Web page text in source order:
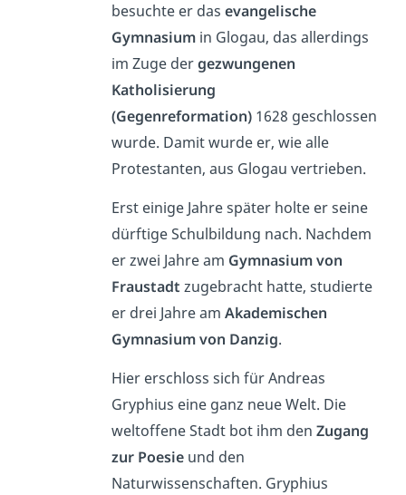
besuchte er das evangelische
Gymnasium in Glogau, das allerdings
im Zuge dergezwungenen
Katholisierung
(Gegenreformation) 1628 geschlossen
wurde. Damit wurde er, wie alle
Protestanten, aus Glogau vertrieben.
Erst einige Jahre später holte er seine
dürftige Schulbildung nach. Nachdem
er zwei Jahre am Gymnasium von
Fraustadt zugebracht hatte, studierte
er drei Jahre amAkademischen
Gymnasium von Danzig.
Hier erschloss sich für Andreas
Gryphius eine ganz neue Welt. Die
weltoffene Stadt bot ihm denZugang
zur Poesie und den
Naturwissenschaften. Gryphius